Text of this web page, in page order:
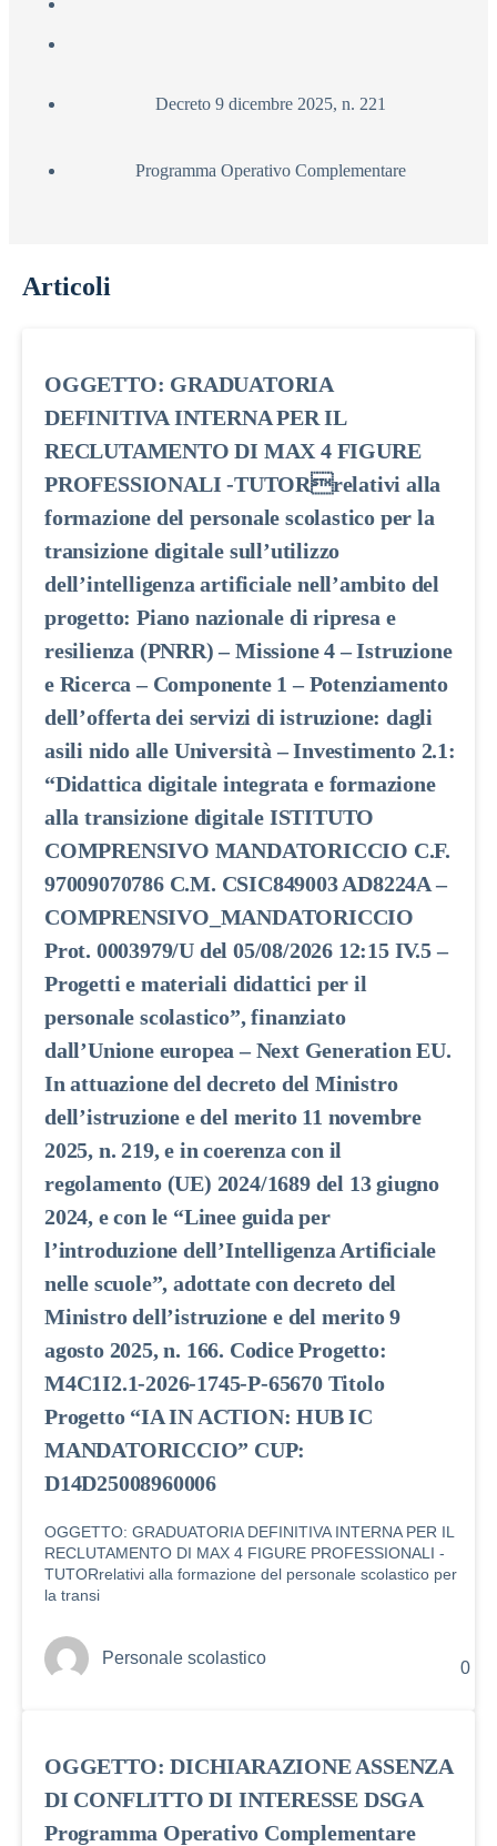
Decreto 9 dicembre 2025, n. 221
Programma Operativo Complementare
Articoli
OGGETTO: GRADUATORIA
DEFINITIVA INTERNA PER IL
RECLUTAMENTO DI MAX 4 FIGURE
PROFESSIONALI -TUTORrelativi alla
formazione del personale scolastico per la
transizione digitale sull’utilizzo
dell’intelligenza artificiale nell’ambito del
progetto: Piano nazionale di ripresa e
resilienza (PNRR) – Missione 4 – Istruzione
e Ricerca – Componente 1 – Potenziamento
dell’offerta dei servizi di istruzione: dagli
asili nido alle Università – Investimento 2.1:
“Didattica digitale integrata e formazione
alla transizione digitale ISTITUTO
COMPRENSIVO MANDATORICCIO C.F.
97009070786 C.M. CSIC849003 AD8224A –
COMPRENSIVO_MANDATORICCIO
Prot. 0003979/U del 05/08/2026 12:15 IV.5 –
Progetti e materiali didattici per il
personale scolastico”, finanziato
dall’Unione europea – Next Generation EU.
In attuazione del decreto del Ministro
dell’istruzione e del merito 11 novembre
2025, n. 219, e in coerenza con il
regolamento (UE) 2024/1689 del 13 giugno
2024, e con le “Linee guida per
l’introduzione dell’Intelligenza Artificiale
nelle scuole”, adottate con decreto del
Ministro dell’istruzione e del merito 9
agosto 2025, n. 166. Codice Progetto:
M4C1I2.1-2026-1745-P-65670 Titolo
Progetto “IA IN ACTION: HUB IC
MANDATORICCIO” CUP:
D14D25008960006
OGGETTO: GRADUATORIA DEFINITIVA INTERNA PER IL
RECLUTAMENTO DI MAX 4 FIGURE PROFESSIONALI -
TUTORrelativi alla formazione del personale scolastico per
la transi
Personale scolastico
0
OGGETTO: DICHIARAZIONE ASSENZA
DI CONFLITTO DI INTERESSE DSGA
Programma Operativo Complementare